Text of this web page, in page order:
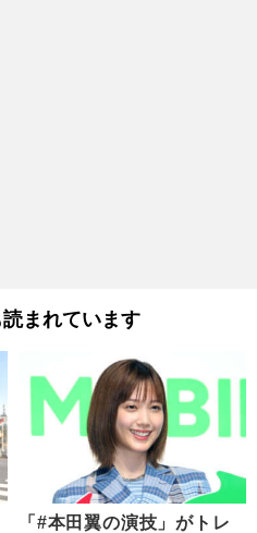
まれています
「#本田翼の演技」がトレ